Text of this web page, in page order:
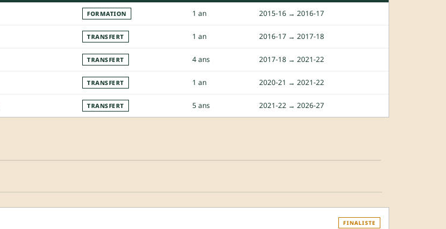
FORMATION 1 an 2015-16 → 2016-17
TRANSFERT 1 an 2016-17 → 2017-18
TRANSFERT 4 ans 2017-18 → 2021-22
TRANSFERT 1 an 2020-21 → 2021-22
TRANSFERT 5 ans 2021-22 → 2026-27
FINALISTE